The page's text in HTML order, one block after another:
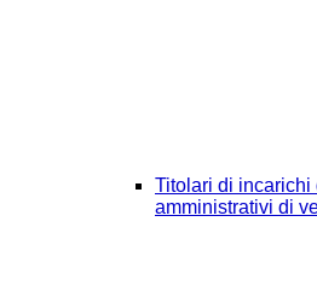
Titolari di incarichi
amministrativi di